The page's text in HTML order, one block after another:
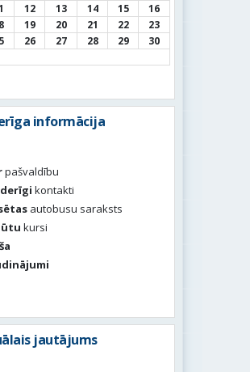
12 13 14 15
16
19 20 21 22
23
26 27 28 29
30
informācija
pašvaldību
kontakti
autobusu saraksts
kursi
jautājums